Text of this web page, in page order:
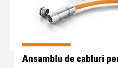
Ansamblu de cabluri